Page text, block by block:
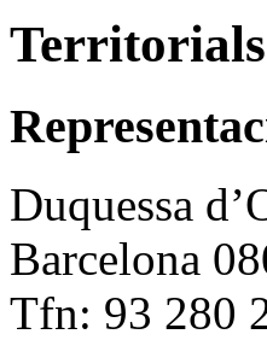
Territorials
Duquessa
Barcelona
Tfn: 93 280